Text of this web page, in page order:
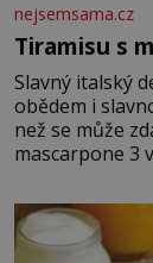
nejsemsama.cz
Tiramisu s
Slavný italský
obědem i
než se může
mascarpone 3 vejce 80 g cukru 200 g cukrářských
posypání
vyšlehejte s
vmíchejte